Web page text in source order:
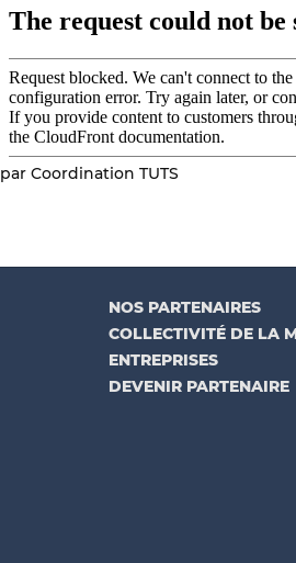
par Coordination TUTS
NOS PARTENAIRES
COLLECTIVITÉ DE LA
ENTREPRISES
DEVENIR PARTENAIRE